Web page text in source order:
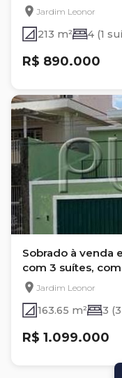
Jardim Leonor
213 m² 4 (1
R$ 890.000
Sobrado à venda
com 3 suítes, com
Jardim Leonor
163.65 m² 3
R$ 1.099.000